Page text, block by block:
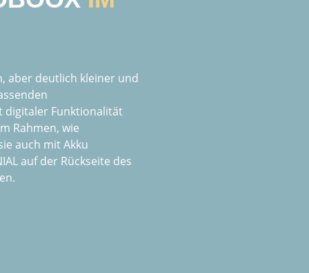
aber deutlich kleiner und
digitaler Funktionalität
Rahmen, wie
auch mit Akku
auf der Rückseite des